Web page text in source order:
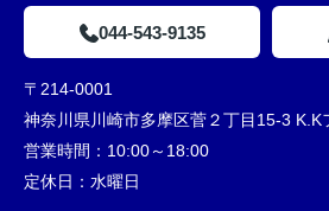
044-543-9135
〒214-0001
神奈川県川崎市多摩区菅２丁目15-3 K.K
営業時間： 10:00～18:00
定休日： 水曜日